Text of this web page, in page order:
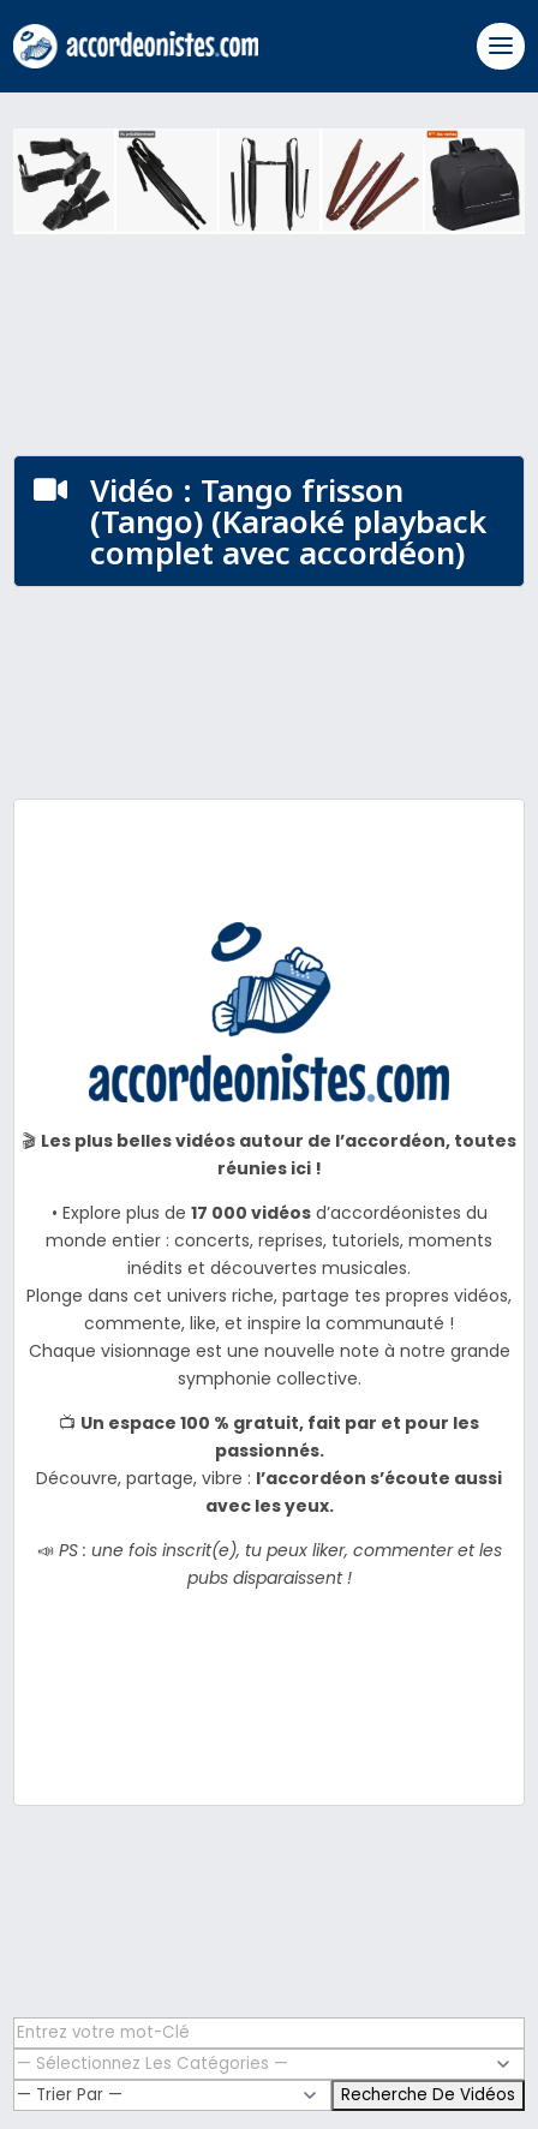
 Vidéo : Tango frisson
(Tango) (Karaoké playback
complet avec accordéon)
🎬 Les plus belles vidéos autour de l’accordéon, toutes
réunies ici !
• Explore plus de 17 000 vidéosd’accordéonistes du
monde entier : concerts, reprises, tutoriels, moments
inédits et découvertes musicales.
Plonge dans cet univers riche, partage tes propres vidéos,
commente, like, et inspire la communauté !
Chaque visionnage est une nouvelle note à notre grande
symphonie collective.
📺 Un espace 100 % gratuit, fait par et pour les
passionnés.
Découvre, partage, vibre : l’accordéon s’écoute aussi
avec les yeux.
📣 PS : une fois inscrit(e), tu peux liker, commenter et les
pubs disparaissent !